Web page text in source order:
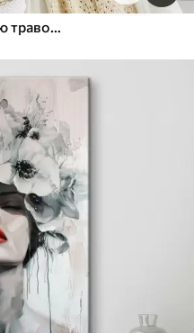
Мальовничий пляж із високою травою, що гойдається на вітрі, з видом на океан із розбіжними хвилями та хмарним небом